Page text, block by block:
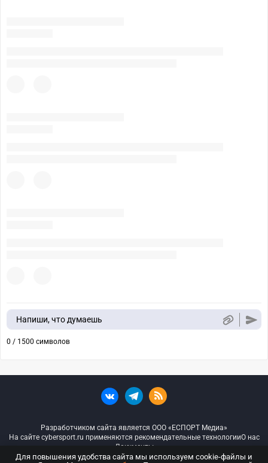
Напиши, что думаешь
0 / 1500 символов
Разработчиком сайта является ООО «ЕСПОРТ Медиа»
На сайте cybersport.ru применяются рекомендательные технологииО нас
Документы
Для повышения удобства сайта мы используем cookie-файлы и